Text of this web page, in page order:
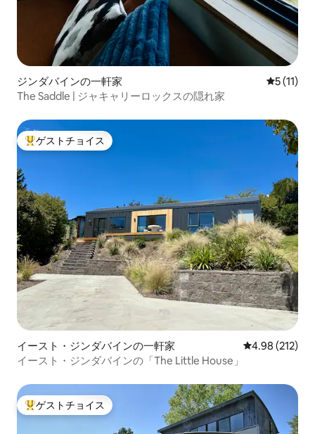
ジンダバインの一軒家 レビュー
5 (11)
The Saddle | ジャキャリーロックスの隠れ家
大好評のゲストチョイスです。
ゲストチョイス
イースト・ジンダバインの一軒家 レビュー212
4.98 (212)
イースト・ジンダバインの「The Little House」
大好評のゲストチョイスです。
ゲストチョイス